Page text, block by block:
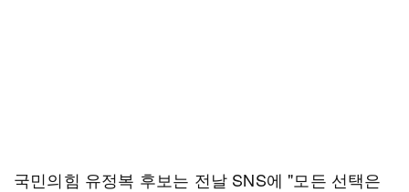
국민의힘 유정복 후보는 전날 SNS에 "모든 선택은